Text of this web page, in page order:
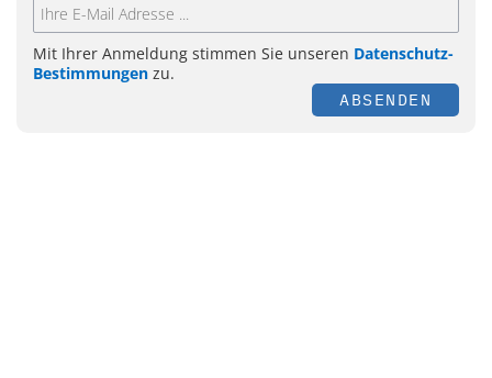
Mit Ihrer Anmeldung stimmen Sie unseren Datenschutz-
Bestimmungen zu.
ABSENDEN